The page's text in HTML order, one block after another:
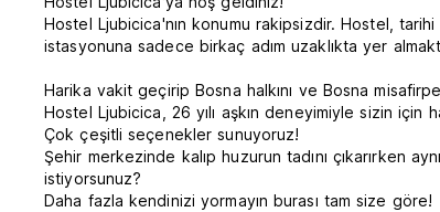
Hostel Ljubicica'nın konumu rakipsizdir. Hostel,
istasyonuna sadece birkaç adım uzaklıkta yer
Harika vakit geçirip Bosna halkını ve Bosna
Hostel Ljubicica, 26 yılı aşkın deneyimiyle sizin için
Çok çeşitli seçenekler sunuyoruz!
Şehir merkezinde kalıp huzurun tadını çıkarırken
istiyorsunuz?
Daha fazla kendinizi yormayın burası tam size göre!